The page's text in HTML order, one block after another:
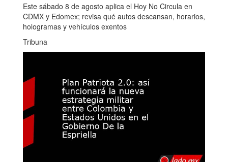
Este sábado 8 de agosto aplica el Hoy No Circula en
CDMX y Edomex; revisa qué autos descansan, horarios,
hologramas y vehículos exentos
Tribuna